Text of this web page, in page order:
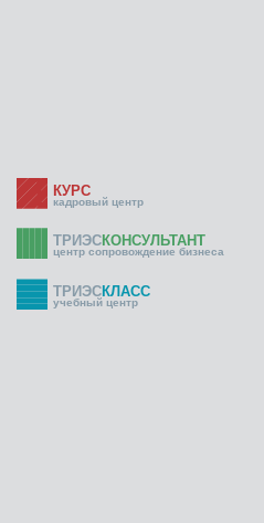
КУРС
кадровый центр
ТРИЭСКОНСУЛЬТАНТ
центр сопровождение бизнеса
ТРИЭСКЛАСС
учебный центр